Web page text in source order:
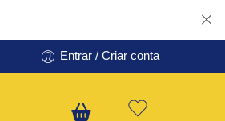
Entrar / Criar conta